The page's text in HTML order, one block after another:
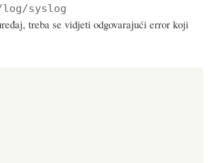
syslog
treba se vidjeti odgovarajući error koji